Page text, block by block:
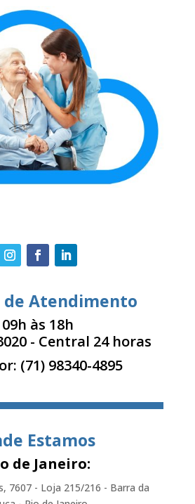
de Atendimento
09h às 18h
- Central 24 horas
(71) 98340-4895
Estamos
de Janeiro:
7607 - Loja 215/216 - Barra da